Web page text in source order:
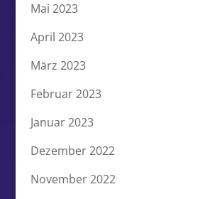
Mai 2023
April 2023
März 2023
Februar 2023
Januar 2023
Dezember 2022
November 2022